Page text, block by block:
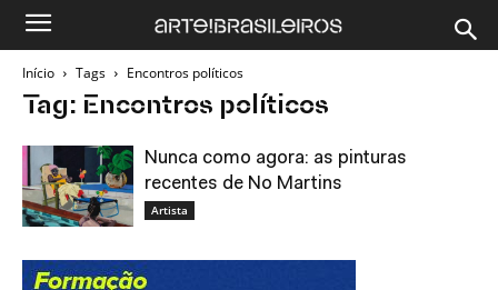
Início Tags Encontros políticos
Tag: Encontros políticos
Nunca como agora: as pinturas
recentes de No Martins
Artista